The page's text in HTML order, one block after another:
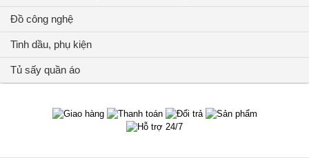
Đồ công nghệ
Tinh dầu, phụ kiện
Tủ sấy quần áo